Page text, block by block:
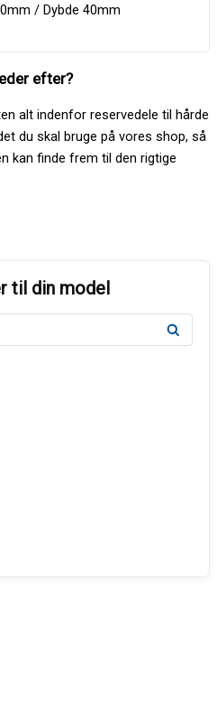
/ Dybde 40mm
efter?
alt indenfor reservedele til hårde
du skal bruge på vores shop, så
kan finde frem til den rigtige